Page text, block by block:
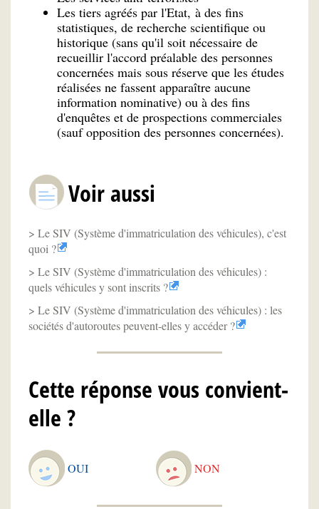
Les tiers agréés par l'Etat, à des fins
statistiques, de recherche scientifique ou
historique (sans qu'il soit nécessaire de
recueillir l'accord préalable des personnes
concernées mais sous réserve que les études
réalisées ne fassent apparaître aucune
information nominative) ou à des fins
d'enquêtes et de prospections commerciales
(sauf opposition des personnes concernées).
Voir aussi
Le SIV (Système d'immatriculation des véhicules), c'est
quoi ?
Le SIV (Système d'immatriculation des véhicules) :
quels véhicules y sont inscrits ?
Le SIV (Système d'immatriculation des véhicules) : les
sociétés d'autoroutes peuvent-elles y accéder ?
Cette réponse vous convient-
elle ?
OUI NON